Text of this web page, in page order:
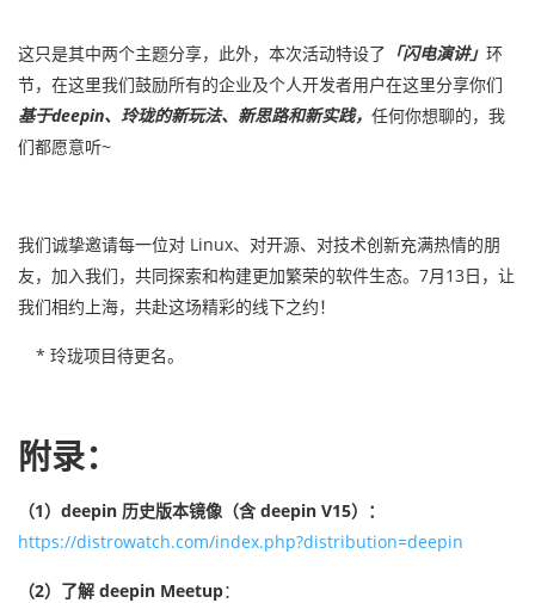
这只是其中两个主题分享，此外，本次活动特设了 「闪电演讲」 环
节，在这里我们鼓励所有的企业及个人开发者用户在这里分享你们
基于deepin、玲珑的新玩法、新思路和新实践， 任何你想聊的，我
们都愿意听~
我们诚挚邀请每一位对 Linux、对开源、对技术创新充满热情的朋
友，加入我们，共同探索和构建更加繁荣的软件生态。7月13日，让
我们相约上海，共赴这场精彩的线下之约！
* 玲珑项目待更名。
附录：
（1）deepin 历史版本镜像（含 deepin V15）：
https://distrowatch.com/index.php?distribution=deepin
（2）了解 deepin Meetup：